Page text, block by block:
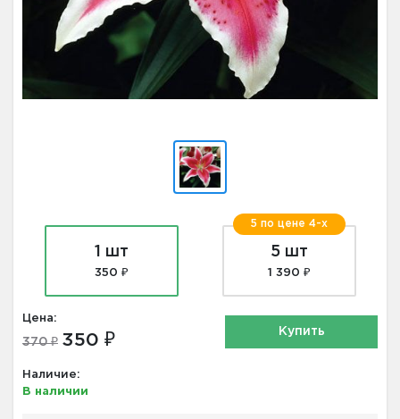
1 шт
350 ₽
5 по цене 4-х
5 шт
1 390 ₽
Цена:
370 ₽ 350 ₽
Наличие:
В наличии
Купить